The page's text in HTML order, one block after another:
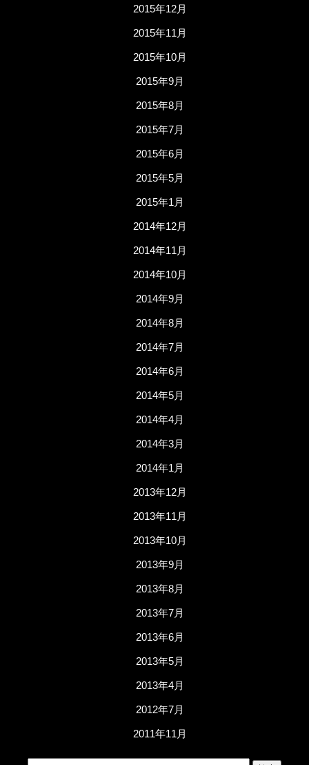
2015年12月
2015年11月
2015年10月
2015年9月
2015年8月
2015年7月
2015年6月
2015年5月
2015年1月
2014年12月
2014年11月
2014年10月
2014年9月
2014年8月
2014年7月
2014年6月
2014年5月
2014年4月
2014年3月
2014年1月
2013年12月
2013年11月
2013年10月
2013年9月
2013年8月
2013年7月
2013年6月
2013年5月
2013年4月
2012年7月
2011年11月